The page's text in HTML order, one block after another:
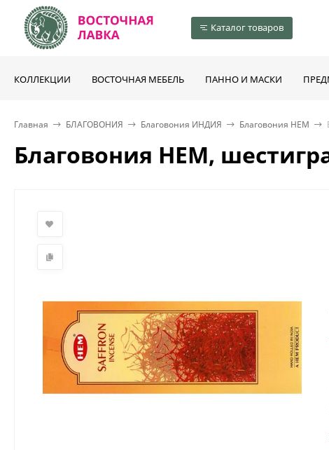
Каталог товаров
КОЛЛЕКЦИИ ВОСТОЧНАЯ МЕБЕЛЬ ПАННО И МАСКИ
Главная БЛАГОВОНИЯ Благовония ИНДИЯ Благовония HEM
Благовония HEM,